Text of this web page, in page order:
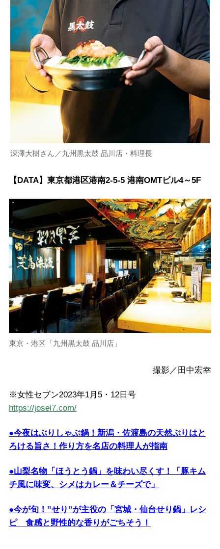
深澤大樹さん／九州黒太鼓 品川店・料理長
【DATA】東京都港区港南2-5-5 港南OMTビル4～5F
東京・港区「九州黒太鼓 品川店」
撮影／田中宏幸
※女性セブン2023年1月5・12日号
https://josei7.com/
●今夜はぶりしゃぶ鍋！新潟・佐渡島の天然ぶりはと
ろける旨さ！作り方を名店の料理人が指南
●山梨名物「ほうとう鍋」を味わい尽くす！「豚キム
チ風に味変、シメはカレー＆チーズで」
●今が旬！”せり”が主役の「宮城・仙台せり鍋」レシ
ピ 食感と野性的な香りがごちそう！